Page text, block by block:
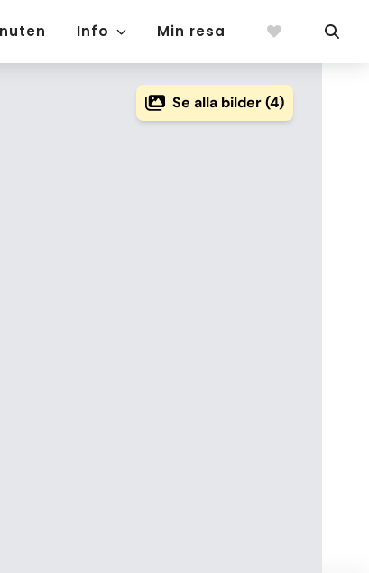
Info Min resa
Se alla bilder (4)